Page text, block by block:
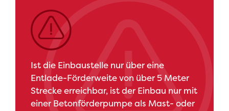
Ist die Einbaustelle nur über eine
Entlade-Förderweite von über 5 Meter
Strecke erreichbar, ist der Einbau nur mit
einer Betonförderpumpe als Mast- oder